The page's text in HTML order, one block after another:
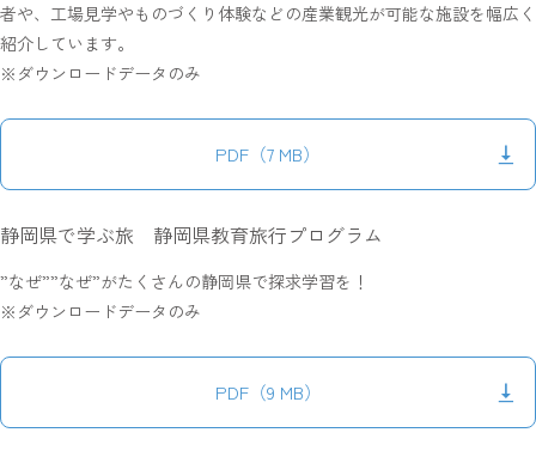
者や、工場見学やものづくり体験などの産業観光が可能な施設を幅広く
紹介しています。
※ダウンロードデータのみ
PDF（7 MB）
静岡県で学ぶ旅 静岡県教育旅行プログラム
”なぜ””なぜ”がたくさんの静岡県で探求学習を！
※ダウンロードデータのみ
PDF（9 MB）